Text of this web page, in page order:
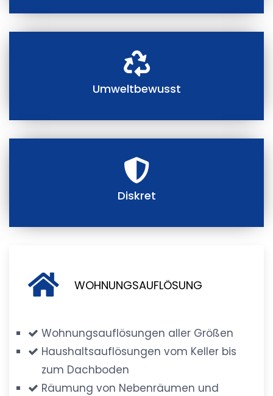
Umweltbewusst
Diskret
WOHNUNGSAUFLÖSUNG
Wohnungsauflösungen aller Größen
Haushaltsauflösungen vom Keller bis
zum Dachboden
Räumung von Nebenräumen und